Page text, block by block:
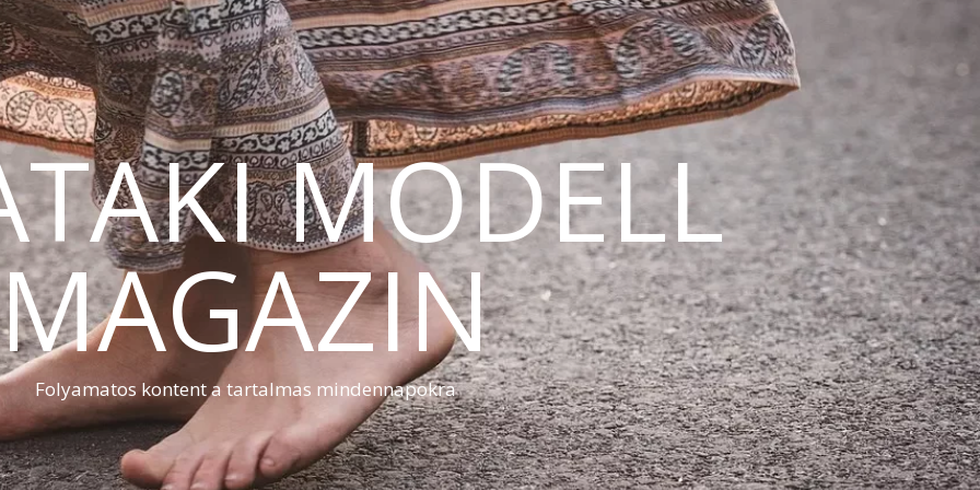
MODELL
MAGAZIN
Folyamatos kontent a tartalmas mindennapokra